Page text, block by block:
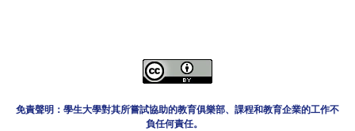
免責聲明：學生大學對其所嘗試協助的教育俱樂部、課程和教育企業的工作不
負任何責任。